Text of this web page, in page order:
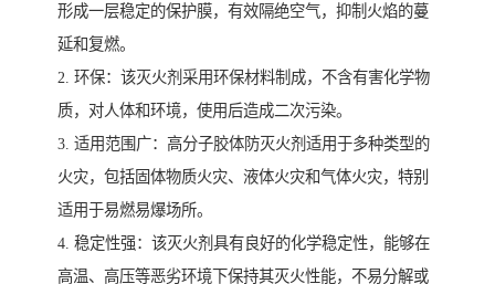
形成一层稳定的保护膜，有效隔绝空气，抑制火焰的蔓
延和复燃。
2. 环保：该灭火剂采用环保材料制成，不含有害化学物
质，对人体和环境，使用后造成二次污染。
3. 适用范围广：高分子胶体防灭火剂适用于多种类型的
火灾，包括固体物质火灾、液体火灾和气体火灾，特别
适用于易燃易爆场所。
4. 稳定性强：该灭火剂具有良好的化学稳定性，能够在
高温、高压等恶劣环境下保持其灭火性能，不易分解或